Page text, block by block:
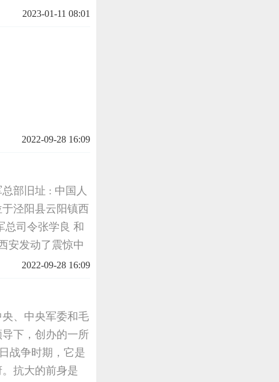
家走亲戚。孙蔚
2023-01-11 08:01
2022-09-28 16:09
部旧址 : 中国人
泾阳县云阳镇西
总司令张学良 和
安发动了震惊中
机,伺机发动内战,
2022-09-28 16:09
、中央军委和毛
下，创办的一所
战争时期，它是
抗大的前身是